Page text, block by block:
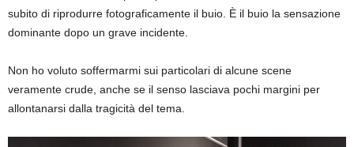
subito di riprodurre fotograficamente il buio. È il buio la sensazione
dominante dopo un grave incidente.
Non ho voluto soffermarmi sui particolari di alcune scene
veramente crude, anche se il senso lasciava pochi margini per
allontanarsi dalla tragicità del tema.